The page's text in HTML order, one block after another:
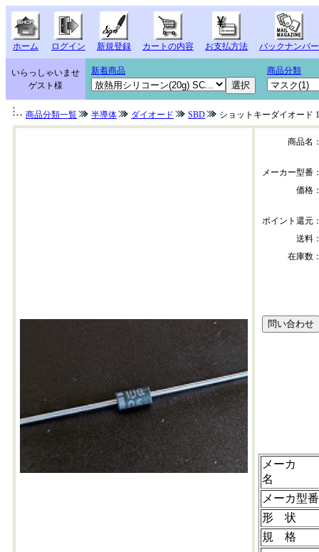
ホーム ログイン 新規登録 カートの内容 お支払方法 バックナンバー
いらっしゃいませ
ゲスト様
新着商品 商品分類
商品分類一覧 半導体 ダイオード SBD ショットキーダイオード
商品名
メーカー型番
価格
ポイント還元
送料
在庫数
メーカ
名
メーカ
形 状
規 格